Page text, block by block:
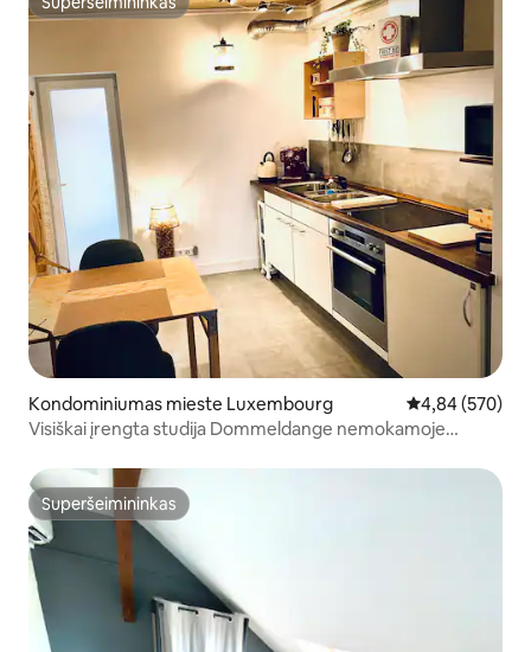
Superšeimininkas
Kondominiumas mieste Luxembourg Vidutinis
4,84 (570)
Visiškai įrengta studija Dommeldange nemokamoje
Superšeimininkas
Superšeimininkas